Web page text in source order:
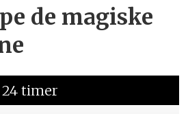
de magiske
timer